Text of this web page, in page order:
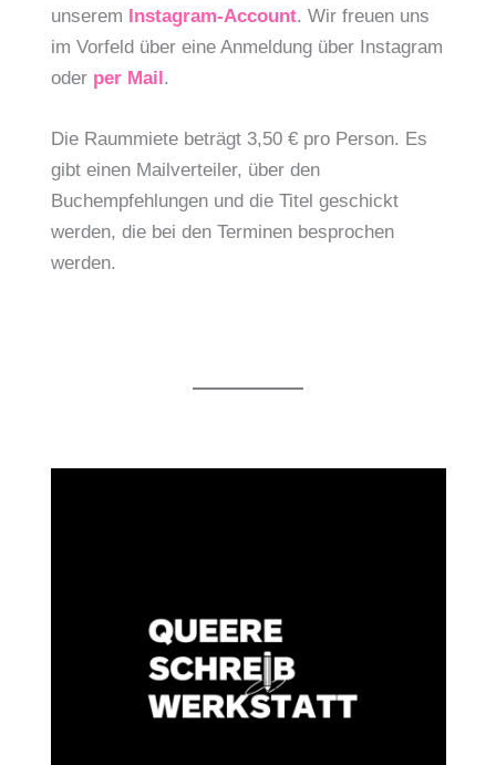
unserem Instagram-Account. Wir freuen uns
im Vorfeld über eine Anmeldung über Instagram
oder per Mail.
Die Raummiete beträgt 3,50 € pro Person. Es
gibt einen Mailverteiler, über den
Buchempfehlungen und die Titel geschickt
werden, die bei den Terminen besprochen
werden.